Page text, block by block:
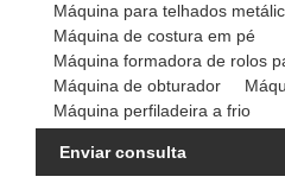
Máquina para telhados
Máquina de costura em pé
Máquina formadora de rolos
Máquina de obturador
Máquina perfiladeira a frio
Enviar consulta